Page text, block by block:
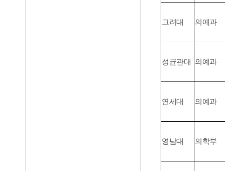
고려대 의예과
성균관대 의예과
연세대 의예과
영남대 의학부